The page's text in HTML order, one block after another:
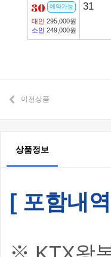
30 예약가능
대인 295,000원
소인 249,000원
31
이전상품
상품정보
[ 포함내